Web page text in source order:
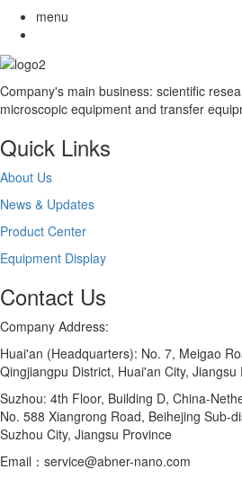
menu
Company's main business: scientific
microscopic equipment and transfer
Quick Links
About Us
News & Updates
Product Center
Equipment Display
Contact Us
Company Address:
Huai'an (Headquarters): No. 7, Meigao
Qingjiangpu District, Huai'an City, Jiangsu
Suzhou: 4th Floor, Building D, China-
No. 588 Xiangrong Road, Beihejing Sub-
Suzhou City, Jiangsu Province
Email：service@abner-nano.com